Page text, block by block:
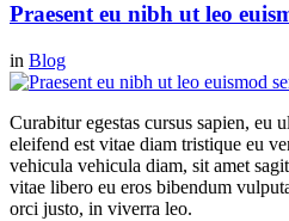
Praesent eu nibh ut leo
in Blog
Curabitur egestas cursus sapien, eu
eleifend est vitae diam tristique eu
vehicula vehicula diam, sit amet
vitae libero eu eros bibendum
orci justo, in viverra leo.